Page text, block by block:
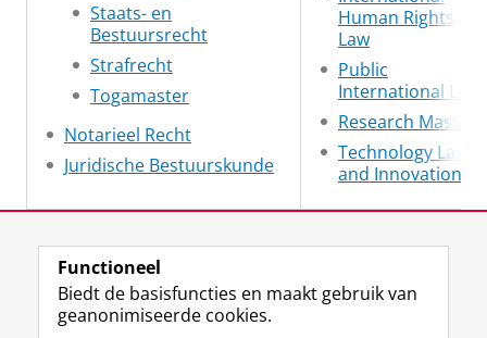
Staats- en
Bestuursrecht
Strafrecht
Togamaster
Notarieel Recht
Juridische Bestuurskunde
Human Rights
Law
Public
International Law
Research Master
Technology Law
and Innovation
Laatst gewijzigd: 17 juli 2026 10:19
Functioneel
Biedt de basisfuncties en maakt gebruik van
geanonimiseerde cookies.